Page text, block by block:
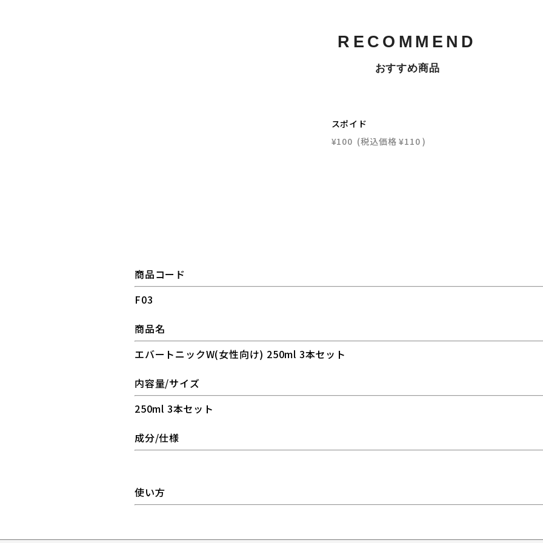
RECOMMEND
おすすめ商品
スポイド
¥100 (税込価格 ¥110 )
商品コード
F03
商品名
エバートニックW(女性向け) 250ml 3本セット
内容量/サイズ
250ml 3本セット
成分/仕様
使い方